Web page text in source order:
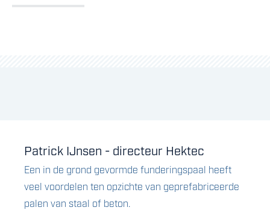
Patrick IJnsen - directeur Hektec
Een in de grond gevormde funderingspaal heeft
veel voordelen ten opzichte van geprefabriceerde
palen van staal of beton.